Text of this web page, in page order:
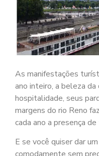
As manifestações
ano inteiro, a beleza da
hospitalidade, seus
margens do rio Reno
cada ano a presença
E se você quiser dar